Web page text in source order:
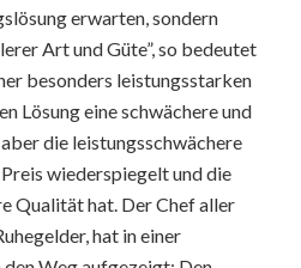
erwarten, sondern
Art und Güte”, so bedeutet
besonders leistungsstarken
Lösung eine schwächere und
die leistungsschwächere
wiederspiegelt und die
Qualität hat. Der Chef aller
hat in einer